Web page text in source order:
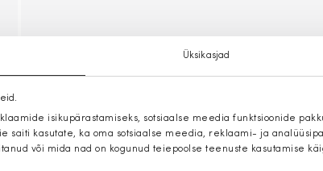
Üksikasjad
isikupärastamiseks, sotsiaalse meedia funktsioonide
saiti kasutate, ka oma sotsiaalse meedia, reklaami- ja
või mida nad on kogunud teiepoolse teenuste kasutamise